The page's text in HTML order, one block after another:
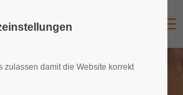
zulassen damit die Website korrekt